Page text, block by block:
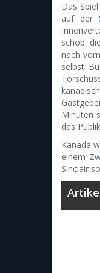
Das
auf der
schob
nach
selbst
Minuten
das
Kanada
einem
Sinclair